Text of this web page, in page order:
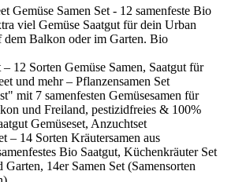
Gemüse Samen Set - 12 samenfeste Bio
viel Gemüse Saatgut für dein Urban
dem Balkon oder im Garten. Bio
12 Sorten Gemüse Samen, Saatgut für
und mehr – Pflanzensamen Set
mit 7 samenfesten Gemüsesamen für
und Freiland, pestizidfreies & 100%
Gemüseset, Anzuchtset
– 14 Sorten Kräutersamen aus
Bio Saatgut, Küchenkräuter Set
14er Samen Set (Samensorten